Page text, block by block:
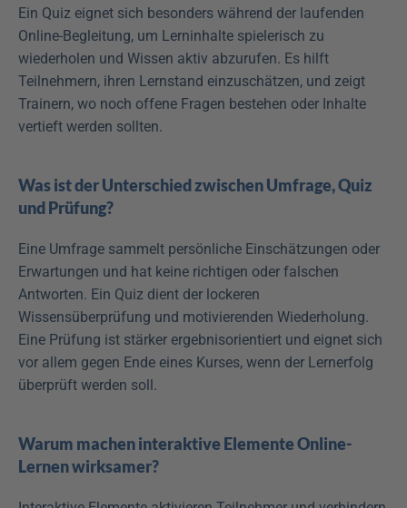
Ein Quiz eignet sich besonders während der laufenden
Online-Begleitung, um Lerninhalte spielerisch zu
wiederholen und Wissen aktiv abzurufen. Es hilft
Teilnehmern, ihren Lernstand einzuschätzen, und zeigt
Trainern, wo noch offene Fragen bestehen oder Inhalte
vertieft werden sollten.
Was ist der Unterschied zwischen Umfrage, Quiz
und Prüfung?
Eine Umfrage sammelt persönliche Einschätzungen oder
Erwartungen und hat keine richtigen oder falschen
Antworten. Ein Quiz dient der lockeren
Wissensüberprüfung und motivierenden Wiederholung.
Eine Prüfung ist stärker ergebnisorientiert und eignet sich
vor allem gegen Ende eines Kurses, wenn der Lernerfolg
überprüft werden soll.
Warum machen interaktive Elemente Online-
Lernen wirksamer?